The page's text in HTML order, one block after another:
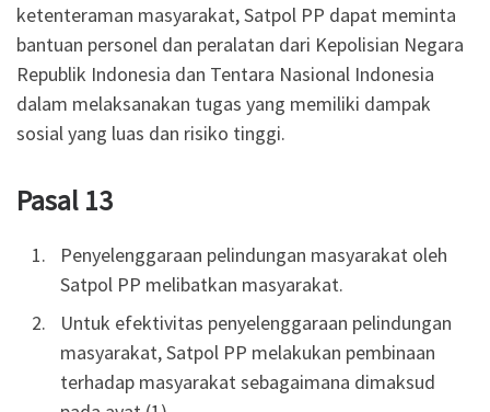
ketenteraman masyarakat, Satpol PP dapat meminta
bantuan personel dan peralatan dari Kepolisian Negara
Republik Indonesia dan Tentara Nasional Indonesia
dalam melaksanakan tugas yang memiliki dampak
sosial yang luas dan risiko tinggi.
Pasal 13
Penyelenggaraan pelindungan masyarakat oleh
Satpol PP melibatkan masyarakat.
Untuk efektivitas penyelenggaraan pelindungan
masyarakat, Satpol PP melakukan pembinaan
terhadap masyarakat sebagaimana dimaksud